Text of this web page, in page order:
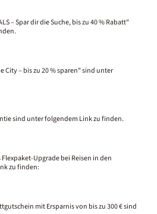
– Spar dir die Suche, bis zu 40 % Rabatt"
City – bis zu 20 % sparen" sind unter
sind unter folgendem Link zu finden.
Upgrade bei Reisen in den
zu finden:
mit Ersparnis von bis zu 300 € sind